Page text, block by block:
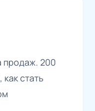
продаж. 200
стать